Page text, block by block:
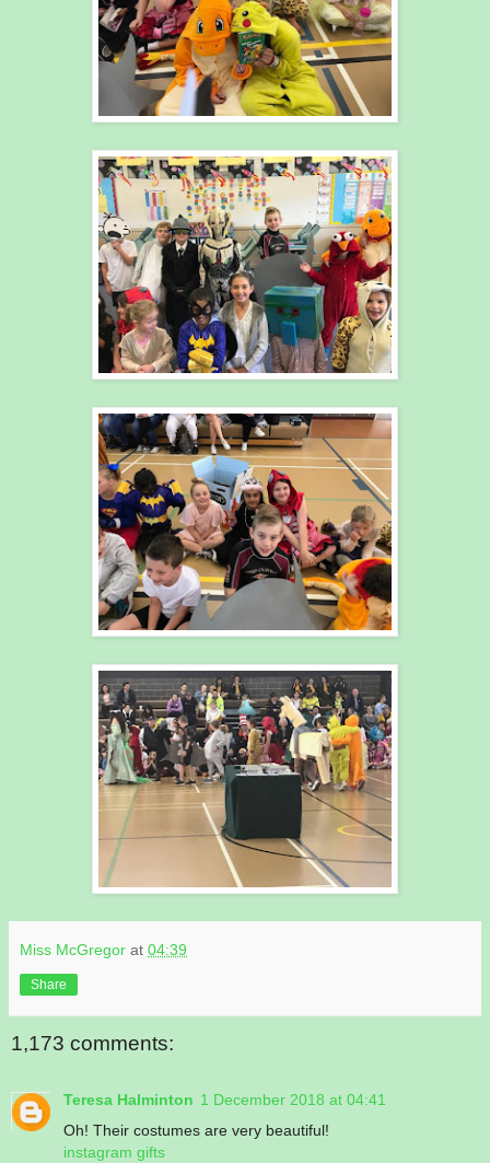
Miss McGregor at 04:39
Share
1,173 comments:
Teresa Halminton 1 December 2018 at 04:41
Oh! Their costumes are very beautiful!
instagram gifts